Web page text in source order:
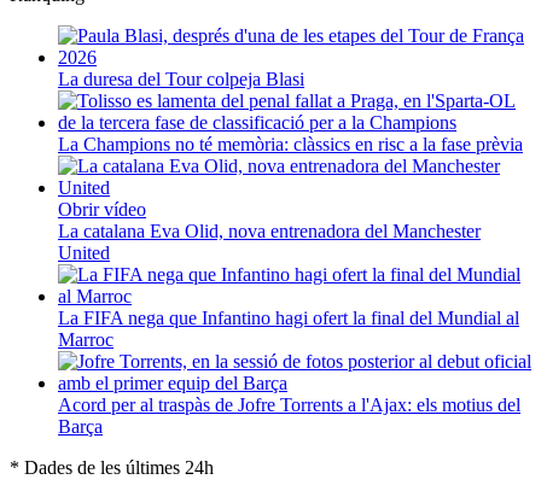
La duresa del Tour colpeja Blasi
La Champions no té memòria: clàssics en risc a la fase prèvia
Obrir vídeo
La catalana Eva Olid, nova entrenadora del Manchester
United
La FIFA nega que Infantino hagi ofert la final del Mundial al
Marroc
Acord per al traspàs de Jofre Torrents a l'Ajax: els motius del
Barça
* Dades de les últimes 24h